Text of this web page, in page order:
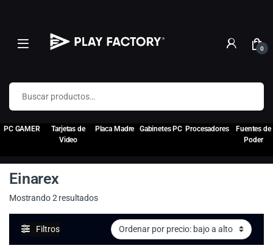
0
Buscar por:
PC GAMER
Tarjetas de
Video
Placa Madre Gabinetes PC Procesadores
Fuentes de
Poder
Einarex
Mostrando 2 resultadosOrdenado por precio: bajo a alto
Filtros